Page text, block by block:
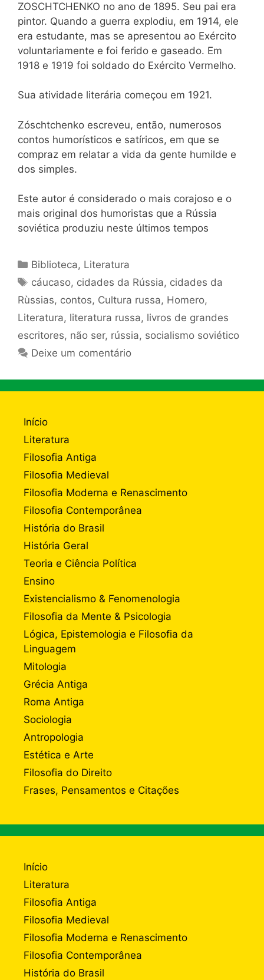
ZOSCHTCHENKO no ano de 1895. Seu pai era
pintor. Quando a guerra explodiu, em 1914, ele
era estudante, mas se apresentou ao Exército
voluntariamente e foi ferido e gaseado. Em
1918 e 1919 foi soldado do Exército Vermelho.
Sua atividade literária começou em 1921.
Zóschtchenko escreveu, então, numerosos
contos humorísticos e satíricos, em que se
compraz em rela­tar a vida da gente humilde e
dos simples.
Este autor é considerado o mais corajoso e o
mais original dos humoristas que a Rússia
soviética produziu neste últimos tempos
Categorias
Biblioteca, Literatura
Tags
cáucaso, cidades da Rússia, cidades da
Rùssias, contos, Cultura russa, Homero,
Literatura, literatura russa, livros de grandes
escritores, não ser, rússia, socialismo soviético
Deixe um comentário
Início
Literatura
Filosofia Antiga
Filosofia Medieval
Filosofia Moderna e Renascimento
Filosofia Contemporânea
História do Brasil
História Geral
Teoria e Ciência Política
Ensino
Existencialismo & Fenomenologia
Filosofia da Mente & Psicologia
Lógica, Epistemologia e Filosofia da
Linguagem
Mitologia
Grécia Antiga
Roma Antiga
Sociologia
Antropologia
Estética e Arte
Filosofia do Direito
Frases, Pensamentos e Citações
Início
Literatura
Filosofia Antiga
Filosofia Medieval
Filosofia Moderna e Renascimento
Filosofia Contemporânea
História do Brasil